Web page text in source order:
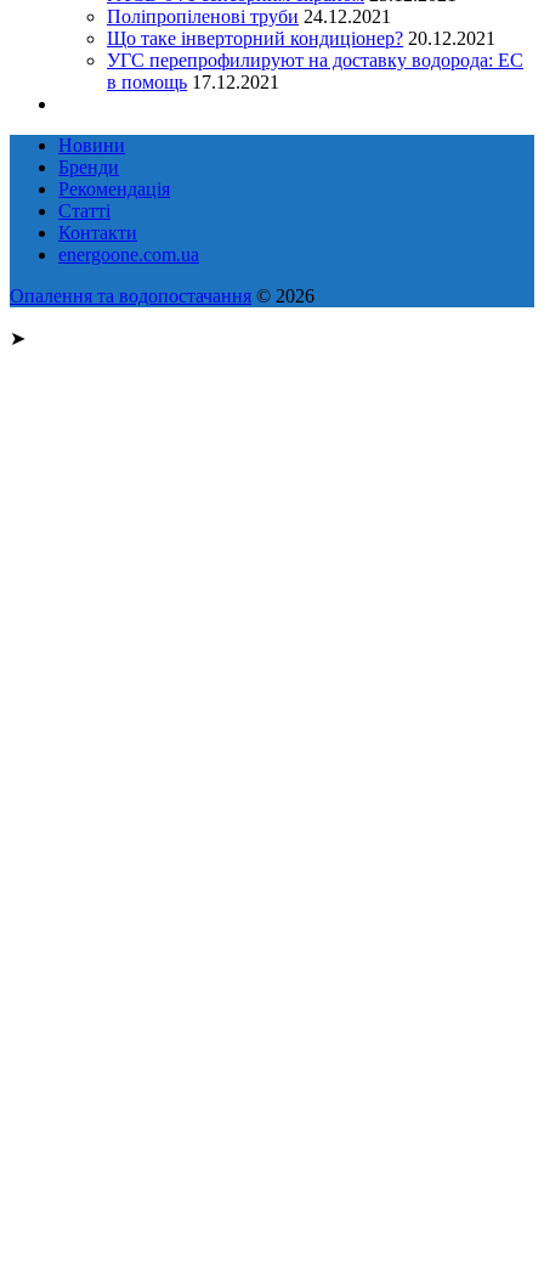
Поліпропіленові труби 24.12.2021
Що таке інверторний кондиціонер? 20.12.2021
УГС перепрофилируют на доставку водорода: EC
в помощь 17.12.2021
Новини
Бренди
Рекомендація
Статті
Контакти
energoone.com.ua
Опалення та водопостачання © 2026
➤